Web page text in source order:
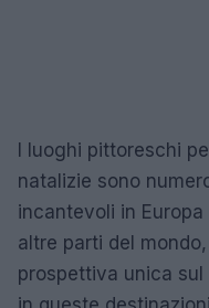
I luoghi pittoreschi
natalizie sono
incantevoli in
altre parti del
prospettiva unica